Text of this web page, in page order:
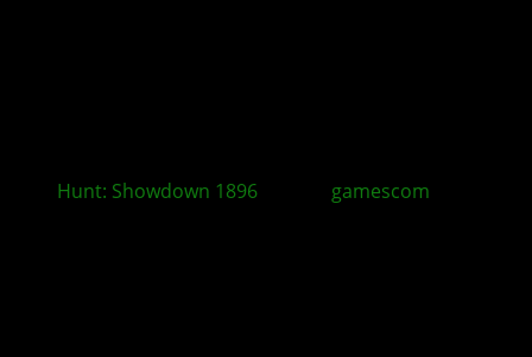
Hunt: Showdown 1896 gamescom